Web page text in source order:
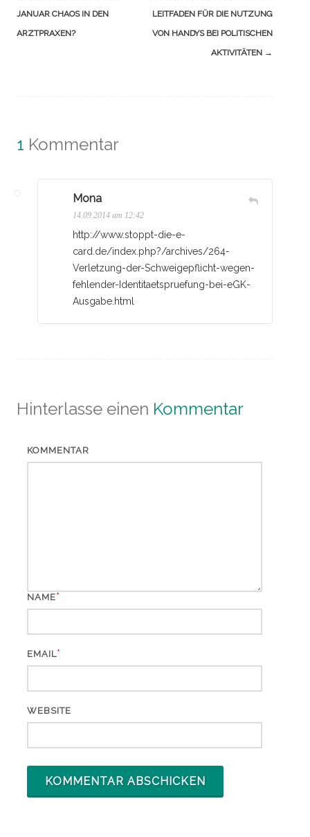
JANUAR CHAOS IN DEN
ARZTPRAXEN?
LEITFADEN FÜR DIE NUTZUNG
VON HANDYS BEI POLITISCHEN
AKTIVITÄTEN →
1 Kommentar
Mona
14.09.2014 am 12:42
http://www.stoppt-die-e-
card.de/index.php?/archives/264-
Verletzung-der-Schweigepflicht-wegen-
fehlender-Identitaetspruefung-bei-eGK-
Ausgabe.html
Hinterlasse einen Kommentar
KOMMENTAR
NAME*
EMAIL*
WEBSITE